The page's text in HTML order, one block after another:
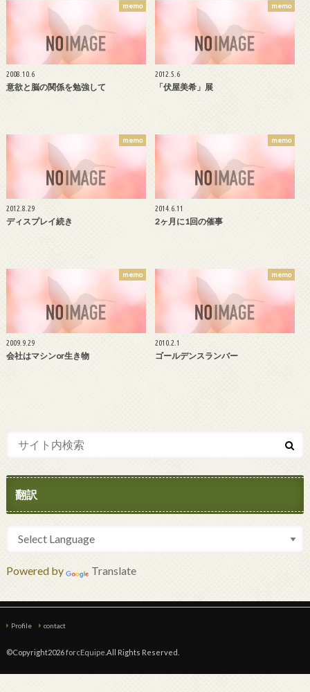
memo
2008.10.6
意欲と脳の関係を勉強して
memo
2012.5.6
「伏屋美希」展
memo
2012.8.29
ディスプレイ続き
memo
2014.6.11
2ヶ月に1回の催事
memo
2009.9.29
会社はマシンor生き物
memo
2010.2.1
ゴールデンスランバー
翻訳
Powered by Translate
Profile contact
©Copyright2026forcEquipe .All Rights Reserved.